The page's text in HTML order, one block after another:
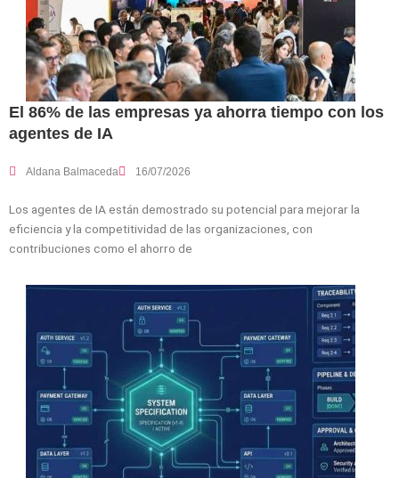
El 86% de las empresas ya ahorra tiempo con los
agentes de IA
Aldana Balmaceda 16/07/2026
Los agentes de IA están demostrado su potencial para mejorar la
eficiencia y la competitividad de las organizaciones, con
contribuciones como el ahorro de